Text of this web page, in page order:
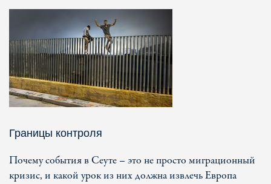
Границы контроля
Почему события в Сеуте – это не просто миграционный
кризис, и какой урок из них должна извлечь Европа